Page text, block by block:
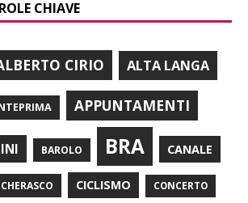
CHIAVE
CIRIO ALTA LANGA
APPUNTAMENTI
BAROLO BRA CANALE
CHERASCO CICLISMO CONCERTO